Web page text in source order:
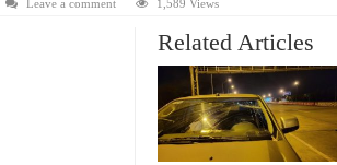
Leave a comment 1,589 Views
Related Articles